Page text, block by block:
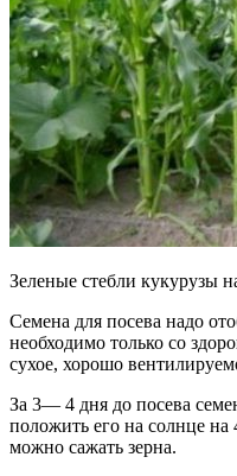
Зеленые стебли кукурузы
Семена для посева надо
необходимо только со
сухое, хорошо
За 3— 4 дня до посева
положить его на солнце на
можно сажать зерна.